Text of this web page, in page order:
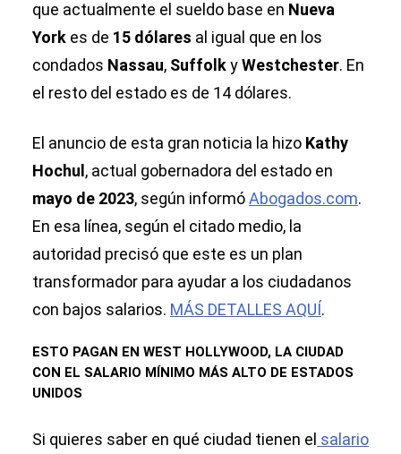
que actualmente el sueldo base en Nueva
York es de 15 dólares al igual que en los
condados Nassau, SuffolkyWestchester. En
el resto del estado es de 14 dólares.
El anuncio de esta gran noticia la hizo Kathy
Hochul , actual gobernadora del estado en
mayo de 2023, según informóAbogados.com.
En esa línea, según el citado medio, la
autoridad precisó que este es un plan
transformador para ayudar a los ciudadanos
con bajos salarios. MÁS DETALLES AQUÍ.
ESTO PAGAN EN WEST HOLLYWOOD, LA CIUDAD
CON EL SALARIO MÍNIMO MÁS ALTO DE ESTADOS
UNIDOS
Si quieres saber en qué ciudad tienen el salario